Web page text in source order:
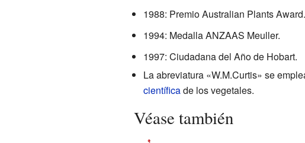
1988: Premio Australian Plants Award.
1994: Medalla ANZAAS Meuller.
1997: Ciudadana del Año de Hobart.
La abreviatura «W.M.Curtis» se
científicade los vegetales.
Véase también